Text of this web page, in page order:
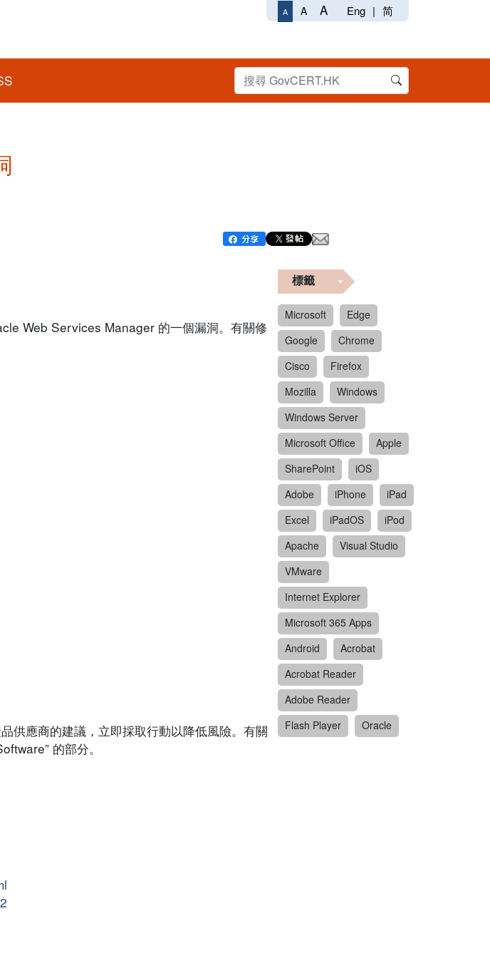
A A A Eng | 简
Web Services Manager 的一個漏洞。有關修
供應商的建議，立即採取行動以降低風險。有關
的部分。
標籤
Microsoft
Edge
Google
Chrome
Cisco
Firefox
Mozilla
Windows
Windows Server
Microsoft Office
Apple
SharePoint
iOS
Adobe
iPhone
iPad
Excel
iPadOS
iPod
Apache
Visual Studio
VMware
Internet Explorer
Microsoft 365 Apps
Android
Acrobat
Acrobat Reader
Adobe Reader
Flash Player
Oracle